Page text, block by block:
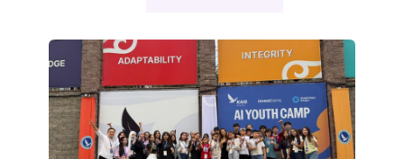
TADQIQOTCHISIGA